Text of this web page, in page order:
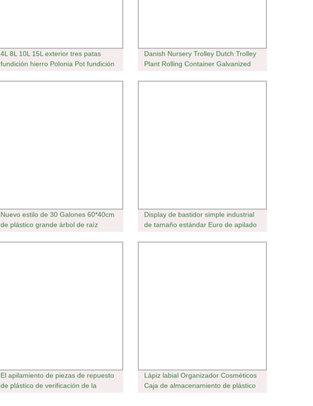
4L 8L 10L 15L exterior tres patas
fundición hierro Polonia Pot fundición
fundición Hierro Camping Holandés
Danish Nursery Trolley Dutch Trolley
Plant Rolling Container Galvanized
Nuevo estilo de 30 Galones 60*40cm
de plástico grande árbol de raíz
rápido Pot Macetas para wholesales
Display de bastidor simple industrial
de tamaño estándar Euro de apilado
plástico
El apilamiento de piezas de repuesto
de plástico de verificación de la
Lápiz labial Organizador Cosméticos
Caja de almacenamiento de plástico